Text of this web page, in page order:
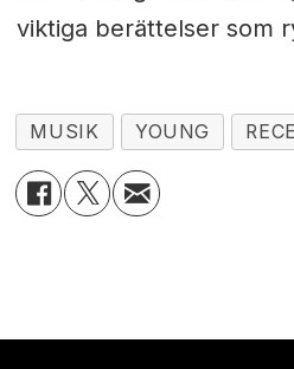
viktiga berättelser som
MUSIK YOUNG